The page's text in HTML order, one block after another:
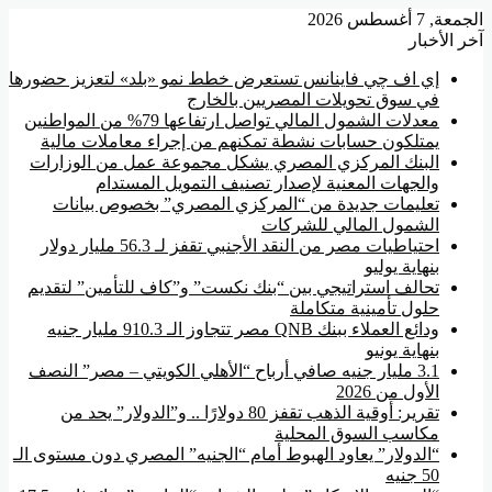
7 أغسطس 2026
الأخبار
إي اف چي فاينانس تستعرض خطط نمو «بلد» لتعزيز حضورها
في سوق تحويلات المصريين بالخارج
معدلات الشمول المالي تواصل ارتفاعها 79% من المواطنين
يمتلكون حسابات نشطة تمكنهم من إجراء معاملات مالية
البنك المركزي المصري يشكل مجموعة عمل من الوزارات
والجهات المعنية لإصدار تصنيف التمويل المستدام
تعليمات جديدة من “المركزي المصري” بخصوص بيانات
الشمول المالي للشركات
احتياطيات مصر من النقد الأجنبي تقفز لـ 56.3 مليار دولار
بنهاية يوليو
تحالف استراتيجي بين “بنك نكست” و”كاف للتأمين” لتقديم
حلول تأمينية متكاملة
ودائع العملاء ببنك QNB مصر تتجاوز الـ 910.3 مليار جنيه
بنهاية يونيو
3.1 مليار جنيه صافي أرباح “الأهلي الكويتي – مصر” النصف
الأول من 2026
تقرير: أوقية الذهب تقفز 80 دولارًا .. و”الدولار” يحد من
مكاسب السوق المحلية
“الدولار” يعاود الهبوط أمام “الجنيه” المصري دون مستوى الـ